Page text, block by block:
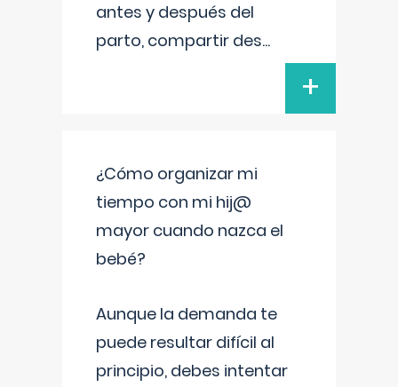
antes y después del
parto, compartir des...
+
¿Cómo organizar mi
tiempo con mi hij@
mayor cuando nazca el
bebé?
Aunque la demanda te
puede resultar difícil al
principio, debes intentar